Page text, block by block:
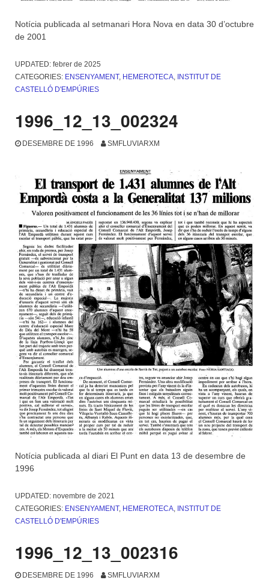
Notícia publicada al setmanari Hora Nova en data 30 d’octubre
de 2001
UPDATED: febrer de 2025
CATEGORIES: ENSENYAMENT, HEMEROTECA, INSTITUT DE
CASTELLÓ D'EMPÚRIES
1996_12_13_002324
DESEMBRE DE 1996 SMFLUVIARXM
Notícia publicada al diari El Punt en data 13 de desembre de
1996
UPDATED: novembre de 2021
CATEGORIES: ENSENYAMENT, HEMEROTECA, INSTITUT DE
CASTELLÓ D'EMPÚRIES
1996_12_13_002316
DESEMBRE DE 1996 SMFLUVIARXM